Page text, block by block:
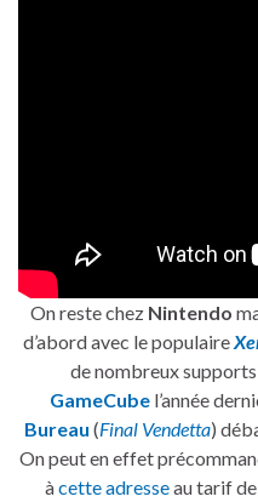
On reste chez Nintendo
d’abord avec le populaire
de nombreux
GameCube l’année
Bureau (Final Vendetta)
On peut en effet
àcette adresseau tarif de